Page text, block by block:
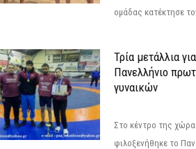
ομάδας κατέκτησε
Τρία μετάλλια
Πανελλήνιο
γυναικών
Στο κέντρο της
φιλοξενήθηκε το